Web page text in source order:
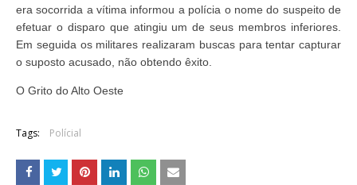
era socorrida a vítima informou a polícia o nome do suspeito de
efetuar o disparo que atingiu um de seus membros inferiores.
Em seguida os militares realizaram buscas para tentar capturar
o suposto acusado, não obtendo êxito.
O Grito do Alto Oeste
Tags: Polícial